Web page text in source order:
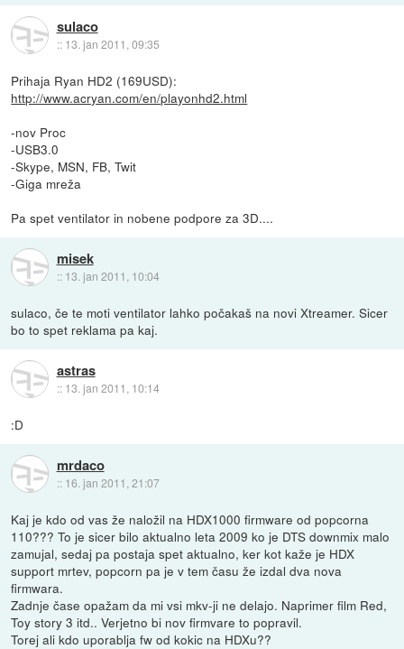
sulaco
:: 13. jan 2011, 09:35
Prihaja Ryan HD2 (169USD):
http://www.acryan.com/en/playonhd2.html
-nov Proc
-USB3.0
-Skype, MSN, FB, Twit
-Giga mreža
Pa spet ventilator in nobene podpore za 3D....
misek
:: 13. jan 2011, 10:04
sulaco, če te moti ventilator lahko počakaš na novi Xtreamer. Sicer
bo to spet reklama pa kaj.
astras
:: 13. jan 2011, 10:14
:D
mrdaco
:: 16. jan 2011, 21:07
Kaj je kdo od vas že naložil na HDX1000 firmware od popcorna
110??? To je sicer bilo aktualno leta 2009 ko je DTS downmix malo
zamujal, sedaj pa postaja spet aktualno, ker kot kaže je HDX
support mrtev, popcorn pa je v tem času že izdal dva nova
firmwara.
Zadnje čase opažam da mi vsi mkv-ji ne delajo. Naprimer film Red,
Toy story 3 itd.. Verjetno bi nov firmvare to popravil.
Torej ali kdo uporablja fw od kokic na HDXu??